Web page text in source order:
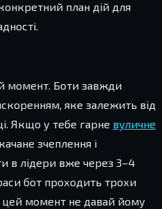
план дій для
момент. Боти завжди
яке залежить від
Якщо у тебе гарне вуличне
зчеплення і
в лідери вже через 3–4
бот проходить трохи
момент не давай йому